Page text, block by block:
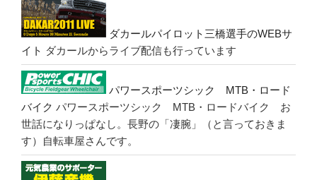
ダカールパイロット三橋選手のWEBサ
イト ダカールからライブ配信も行っています
パワースポーツシック MTB・ロード
バイク パワースポーツシック MTB・ロードバイク お
世話になりっぱなし。長野の「凄腕」（と言っておきま
す）自転車屋さんです。